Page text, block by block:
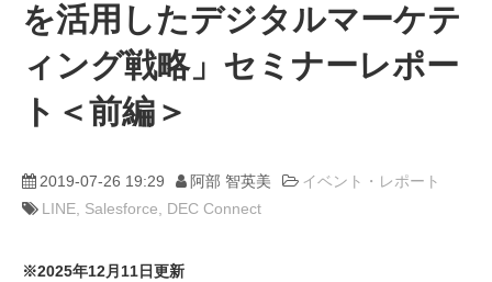
trans-DXプロデューサー
を活用したデジタルマーケテ
ィング戦略」セミナーレポー
ト＜前編＞
2019-07-26 19:29 阿部 智英美
イベント・レポート
LINE Salesforce DEC Connect
※2025年12月11日更新